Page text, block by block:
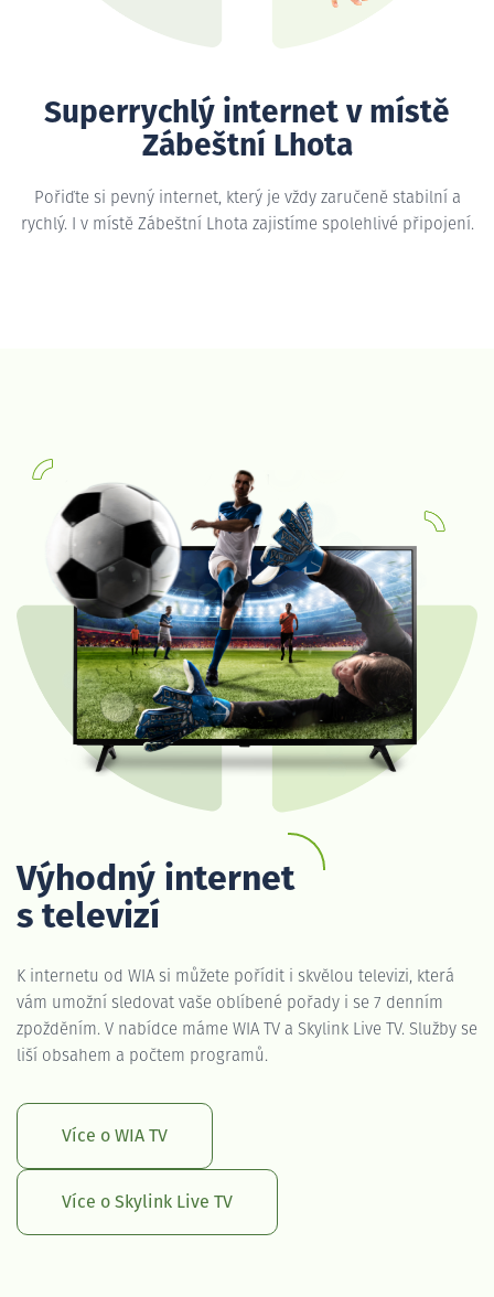
Superrychlý internet v místě
Zábeštní Lhota
Pořiďte si pevný internet, který je vždy zaručeně stabilní a
rychlý. I v místě Zábeštní Lhota zajistíme spolehlivé připojení.
Výhodný internet
s televizí
K internetu od WIA si můžete pořídit i skvělou televizi, která
vám umožní sledovat vaše oblíbené pořady i se 7 denním
zpožděním. V nabídce máme WIA TV a Skylink Live TV. Služby se
liší obsahem a počtem programů.
Více o WIA TV
Více o Skylink Live TV